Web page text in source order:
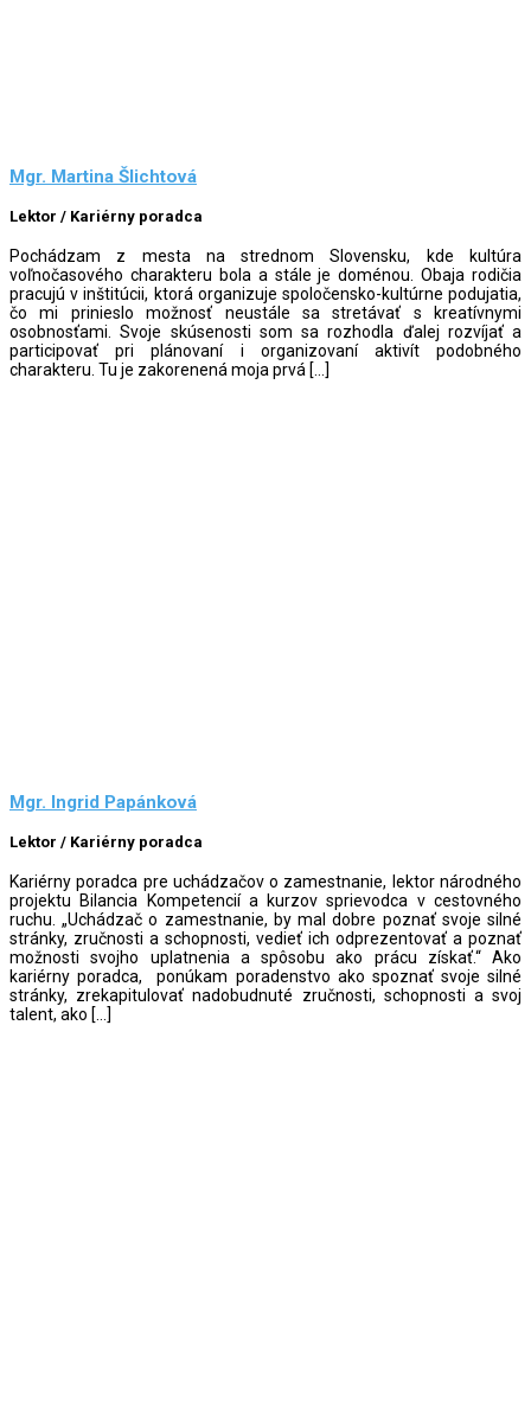
Mgr. Martina Šlichtová
Lektor / Kariérny poradca
Pochádzam z mesta na strednom Slovensku, kde kultúra
voľnočasového charakteru bola a stále je doménou. Obaja rodičia
pracujú v inštitúcii, ktorá organizuje spoločensko-kultúrne podujatia,
čo mi prinieslo možnosť neustále sa stretávať s kreatívnymi
osobnosťami. Svoje skúsenosti som sa rozhodla ďalej rozvíjať a
participovať pri plánovaní i organizovaní aktivít podobného
charakteru. Tu je zakorenená moja prvá […]
Mgr. Ingrid Papánková
Lektor / Kariérny poradca
Kariérny poradca pre uchádzačov o zamestnanie, lektor národného
projektu Bilancia Kompetencií a kurzov sprievodca v cestovného
ruchu. „Uchádzač o zamestnanie, by mal dobre poznať svoje silné
stránky, zručnosti a schopnosti, vedieť ich odprezentovať a poznať
možnosti svojho uplatnenia a spôsobu ako prácu získať.“ Ako
kariérny poradca, ponúkam poradenstvo ako spoznať svoje silné
stránky, zrekapitulovať nadobudnuté zručnosti, schopnosti a svoj
talent, ako […]